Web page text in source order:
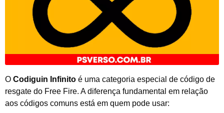
O Codiguin Infinito é uma categoria especial de código de
resgate do Free Fire. A diferença fundamental em relação
aos códigos comuns está em quem pode usar: